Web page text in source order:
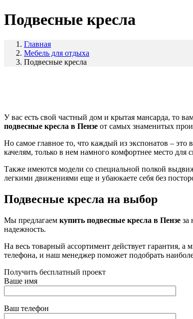
Подвесные кресла
Главная
Мебель для отдыха
Подвесные кресла
У вас есть свой частный дом и крытая мансарда, то
подвесные кресла в Пензе от самых знаменитых
Но самое главное то, что каждый из экспонатов – это
качелям, только в нем намного комфортнее место для
Также имеются модели со специальной полкой
легкими движениями еще и убаюкаете себя без
Подвесные кресла на выбор
Мы предлагаем купить подвесные кресла в Пензе за
надежность.
На весь товарный ассортимент действует гарантия,
телефона, и наш менеджер поможет подобрать
Получить бесплатный проект
Ваше имя
Ваш телефон